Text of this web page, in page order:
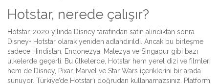
Hotstar, nerede çalışır?
Hotstar, 2020 yılında Disney tarafından satın alındıktan sonra
Disney+ Hotstar olarak yeniden adlandırıldı. Ancak bu birleşme
sadece Hindistan, Endonezya, Malezya ve Singapur gibi bazı
ülkelerde geçerli. Bu ülkelerde, Hotstar hem yerel dizi ve filmleri
hem de Disney, Pixar, Marvel ve Star Wars içeriklerini bir arada
sunuyor. Türkiye’de Hotstar’ı doğrudan kullanamazsınız. Platform,